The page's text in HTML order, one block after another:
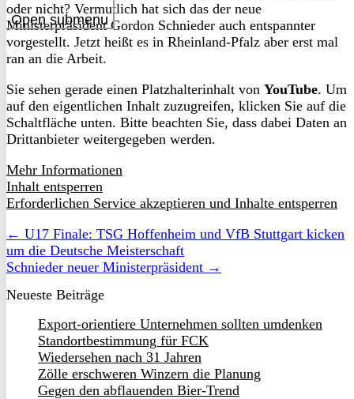
Open submenu
oder nicht? Vermutlich hat sich das der neue
Ministerpräsident Gordon Schnieder auch entspannter
vorgestellt. Jetzt heißt es in Rheinland-Pfalz aber erst mal
ran an die Arbeit.
Sie sehen gerade einen Platzhalterinhalt von YouTube. Um
auf den eigentlichen Inhalt zuzugreifen, klicken Sie auf die
Schaltfläche unten. Bitte beachten Sie, dass dabei Daten an
Drittanbieter weitergegeben werden.
Mehr Informationen
Inhalt entsperren
Erforderlichen Service akzeptieren und Inhalte entsperren
← U17 Finale: TSG Hoffenheim und VfB Stuttgart kicken
um die Deutsche Meisterschaft
Schnieder neuer Ministerpräsident →
Neueste Beiträge
Export-orientiere Unternehmen sollten umdenken
Standortbestimmung für FCK
Wiedersehen nach 31 Jahren
Zölle erschweren Winzern die Planung
Gegen den abflauenden Bier-Trend